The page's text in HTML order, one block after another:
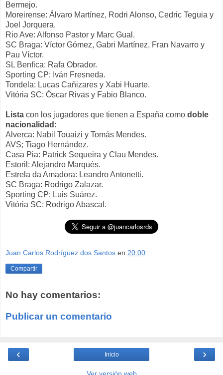
Bermejo.
Moreirense: Álvaro Martínez, Rodri Alonso, Cedric Teguia y
Joel Jorquera.
Rio Ave: Alfonso Pastor y Marc Gual.
SC Braga: Víctor Gómez, Gabri Martínez, Fran Navarro y
Pau Víctor.
SL Benfica: Rafa Obrador.
Sporting CP: Iván Fresneda.
Tondela: Lucas Cañizares y Xabi Huarte.
Vitória SC: Óscar Rivas y Fabio Blanco.
Lista con los jugadores que tienen a España como doble
nacionalidad :
Alverca: Nabil Touaizi y Tomás Mendes.
AVS; Tiago Hernández.
Casa Pia: Patrick Sequeira y Clau Mendes.
Estoril: Alejandro Marqués.
Estrela da Amadora: Leandro Antonetti.
SC Braga: Rodrigo Zalazar.
Sporting CP: Luis Suárez.
Vitória SC: Rodrigo Abascal.
Juan Carlos Rodríguez dos Santos en 20:00
Compartir
No hay comentarios:
Publicar un comentario
‹ ›
Inicio
Ver versión web